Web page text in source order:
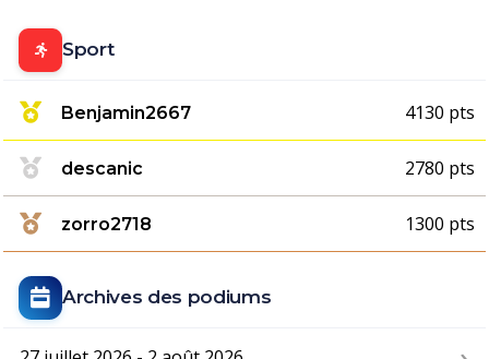
Sport
Benjamin2667 4130 pts
descanic 2780 pts
zorro2718 1300 pts
Archives des podiums